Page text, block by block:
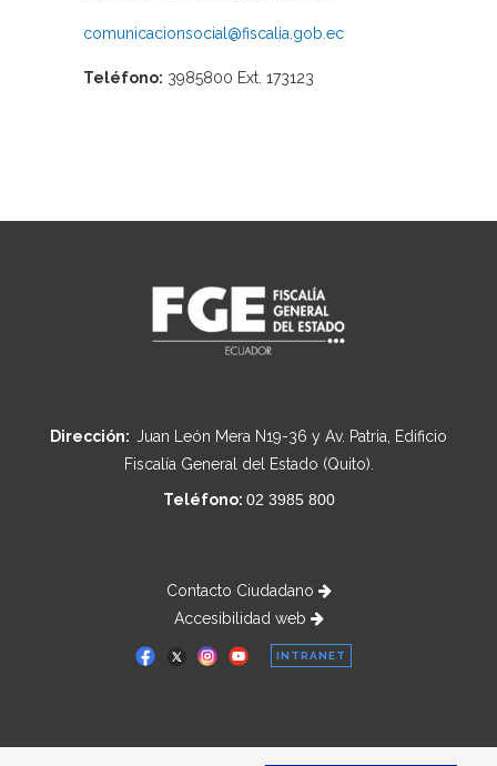
comunicacionsocial@fiscalia.gob.ec
Teléfono: 3985800 Ext. 173123
Dirección: Juan León Mera N19-36 y Av. Patria, Edificio
Fiscalía General del Estado (Quito).
Teléfono: 02 3985 800
Contacto Ciudadano
Accesibilidad web
INTRANET